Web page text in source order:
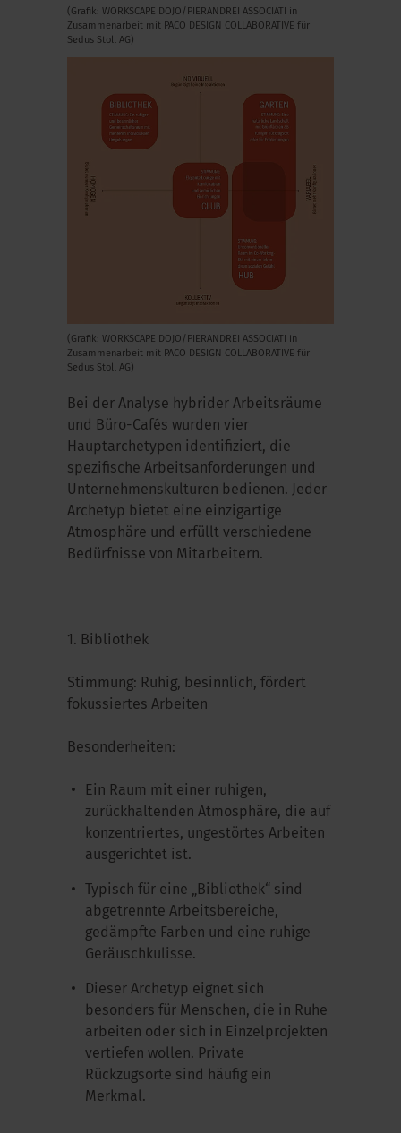
(Grafik: WORKSCAPE DOJO/PIERANDREI ASSOCIATI in
Zusammenarbeit mit PACO DESIGN COLLABORATIVE für
Sedus Stoll AG)
(Grafik: WORKSCAPE DOJO/PIERANDREI ASSOCIATI in
Zusammenarbeit mit PACO DESIGN COLLABORATIVE für
Sedus Stoll AG)
Bei der Analyse hybrider Arbeitsräume
und Büro-Cafés wurden vier
Hauptarchetypen identifiziert, die
spezifische Arbeitsanforderungen und
Unternehmenskulturen bedienen. Jeder
Archetyp bietet eine einzigartige
Atmosphäre und erfüllt verschiedene
Bedürfnisse von Mitarbeitern.
1. Bibliothek
Stimmung: Ruhig, besinnlich, fördert
fokussiertes Arbeiten
Besonderheiten:
Ein Raum mit einer ruhigen,
zurückhaltenden Atmosphäre, die auf
konzentriertes, ungestörtes Arbeiten
ausgerichtet ist.
Typisch für eine „Bibliothek“ sind
abgetrennte Arbeitsbereiche,
gedämpfte Farben und eine ruhige
Geräuschkulisse.
Dieser Archetyp eignet sich
besonders für Menschen, die in Ruhe
arbeiten oder sich in Einzelprojekten
vertiefen wollen. Private
Rückzugsorte sind häufig ein
Merkmal.